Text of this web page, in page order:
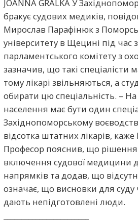
JOANNA GRALKA У
бракує судових медиків,
Мирослав Парафінюк з
університету в Щецині під час
парламентського комітету з
зазначив, що такі спеціалісти
тому лікарі звільняються, а
обирати цю спеціальність. –
населення має бути один
Західнопоморському
відсотка штатних лікарів,
Професор пояснив, що
включення судової медицини
напрямків та додав, що
означає, що висновки для суду
дають непідготовлені люди.